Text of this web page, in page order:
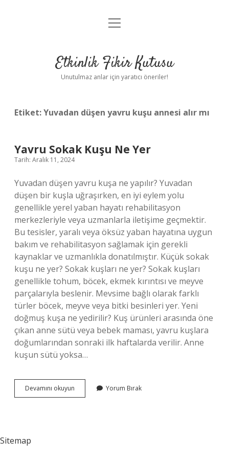
Anasayfa
Yasal Uyarı
menüyü
Etkinlik Fikir Kutusu
Unutulmaz anlar için yaratıcı öneriler!
Etiket:Yuvadan düşen yavru kuşu annesi alır mı
Yavru Sokak Kuşu Ne Yer
Tarih: Aralık 11, 2024
Yuvadan düşen yavru kuşa ne yapılır? Yuvadan
düşen bir kuşla uğraşırken, en iyi eylem yolu
genellikle yerel yaban hayatı rehabilitasyon
merkezleriyle veya uzmanlarla iletişime geçmektir.
Bu tesisler, yaralı veya öksüz yaban hayatına uygun
bakım ve rehabilitasyon sağlamak için gerekli
kaynaklar ve uzmanlıkla donatılmıştır. Küçük sokak
kuşu ne yer? Sokak kuşları ne yer? Sokak kuşları
genellikle tohum, böcek, ekmek kırıntısı ve meyve
parçalarıyla beslenir. Mevsime bağlı olarak farklı
türler böcek, meyve veya bitki besinleri yer. Yeni
doğmuş kuşa ne yedirilir? Kuş ürünleri arasında öne
çıkan anne sütü veya bebek maması, yavru kuşlara
doğumlarından sonraki ilk haftalarda verilir. Anne
kuşun sütü yoksa…
Devamını okuyun
Sokak
Yorum Bırak
Sitemap